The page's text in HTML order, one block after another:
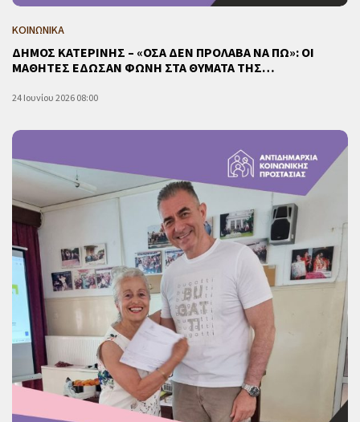
ΚΟΙΝΩΝΙΚΑ
ΔΗΜΟΣ ΚΑΤΕΡΙΝΗΣ – «ΟΣΑ ΔΕΝ ΠΡΟΛΑΒΑ ΝΑ ΠΩ»: ΟΙ
ΜΑΘΗΤΕΣ ΕΔΩΣΑΝ ΦΩΝΗ ΣΤΑ ΘΥΜΑΤΑ ΤΗΣ…
24 Ιουνίου 2026 08:00